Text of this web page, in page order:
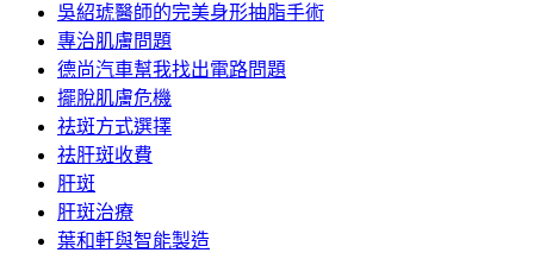
吳紹琥醫師的完美身形抽脂手術
專治肌膚問題
德尚汽車幫我找出電路問題
擺脫肌膚危機
祛斑方式選擇
祛肝斑收費
肝斑
肝斑治療
葉和軒與智能製造